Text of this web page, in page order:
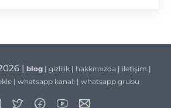
| blog| gizlilik| hakkımızda | iletişim |
| whatsapp kanalı | whatsapp grubu